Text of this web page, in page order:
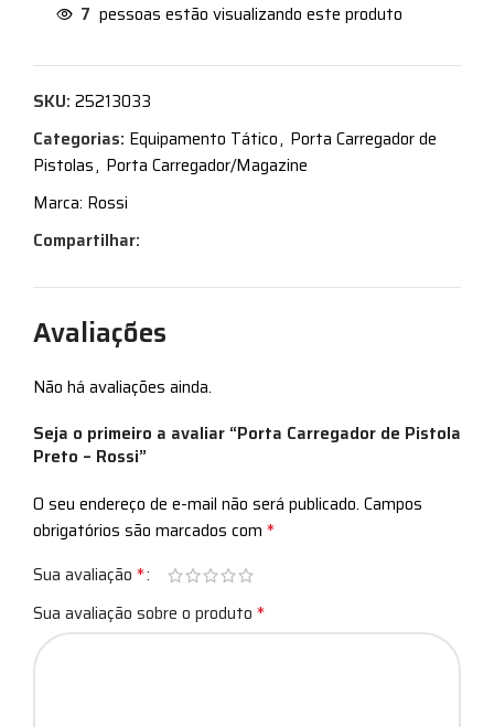
7 pessoas estão visualizando este produto
SKU: 25213033
Categorias: Equipamento Tático, Porta Carregador de
Pistolas, Porta Carregador/Magazine
Marca: Rossi
Compartilhar:
Avaliações
Não há avaliações ainda.
Seja o primeiro a avaliar “Porta Carregador de Pistola
Preto – Rossi”
O seu endereço de e-mail não será publicado. Campos
obrigatórios são marcados com *
Sua avaliação *
Sua avaliação sobre o produto *